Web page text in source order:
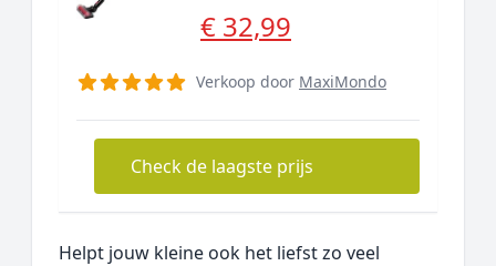
€ 32,99
Verkoop door MaxiMondo
Check de laagste prijs
Helpt jouw kleine ook het liefst zo veel